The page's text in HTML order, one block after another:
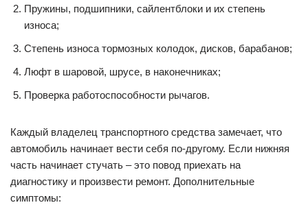
Пружины, подшипники, сайлентблоки и их степень
износа;
Степень износа тормозных колодок, дисков, барабанов;
Люфт в шаровой, шрусе, в наконечниках;
Проверка работоспособности рычагов.
Каждый владелец транспортного средства замечает, что
автомобиль начинает вести себя по-другому. Если нижняя
часть начинает стучать – это повод приехать на
диагностику и произвести ремонт. Дополнительные
симптомы: